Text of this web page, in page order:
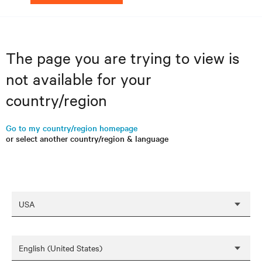
The page you are trying to view is
not available for your
country/region
Go to my country/region homepage
or select another country/region & language